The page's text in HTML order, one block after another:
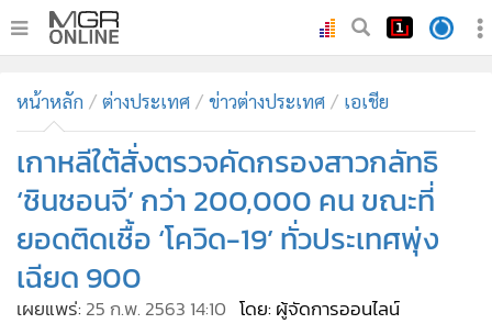
ทันเหตุการณ์
• ภาคใต้
ภูมิภาค
Online Section
• บันเทิง
• ผู้จัดการรายวัน
• คอลัมนิสต์
หน้าหลัก ต่างประเทศ ข่าวต่างประเทศ เอเชีย
เกาหลีใต้สั่งตรวจคัดกรองสาวกลัทธิ
‘ชินชอนจี’ กว่า 200,000 คน ขณะที่
ยอดติดเชื้อ ‘โควิด-19’ ทั่วประเทศพุ่ง
เฉียด 900
เผยแพร่: 25 ก.พ. 2563 14:10 โดย: ผู้จัดการออนไลน์